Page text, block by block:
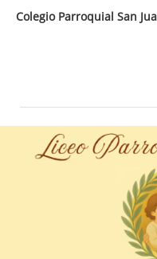
Colegio Parroquial San